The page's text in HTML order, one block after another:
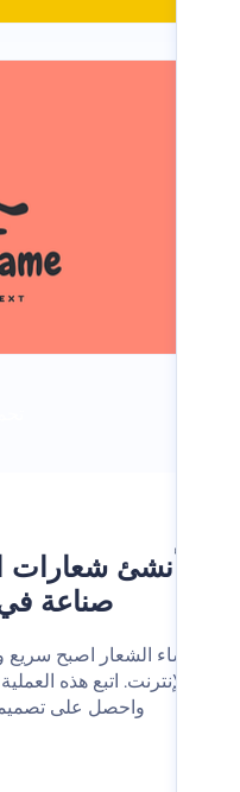
شعارات
صناعة في
الشعار اصبح سريع وممتع
واحصل على تصميمك